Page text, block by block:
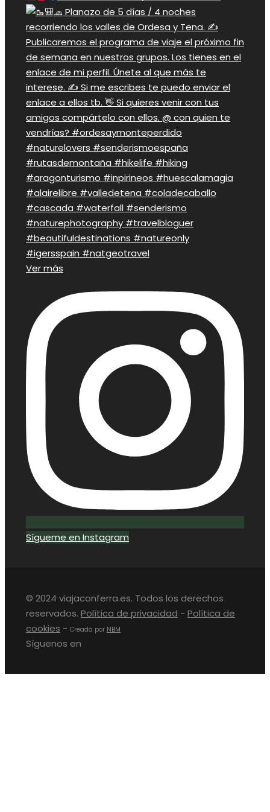
Ver más
Sígueme en Instagram
© 2024 viajaconferra.es. Todos los derechos
reservados. Política de privacidad - Política de
cookies - Creada por NBM
Síguenos en